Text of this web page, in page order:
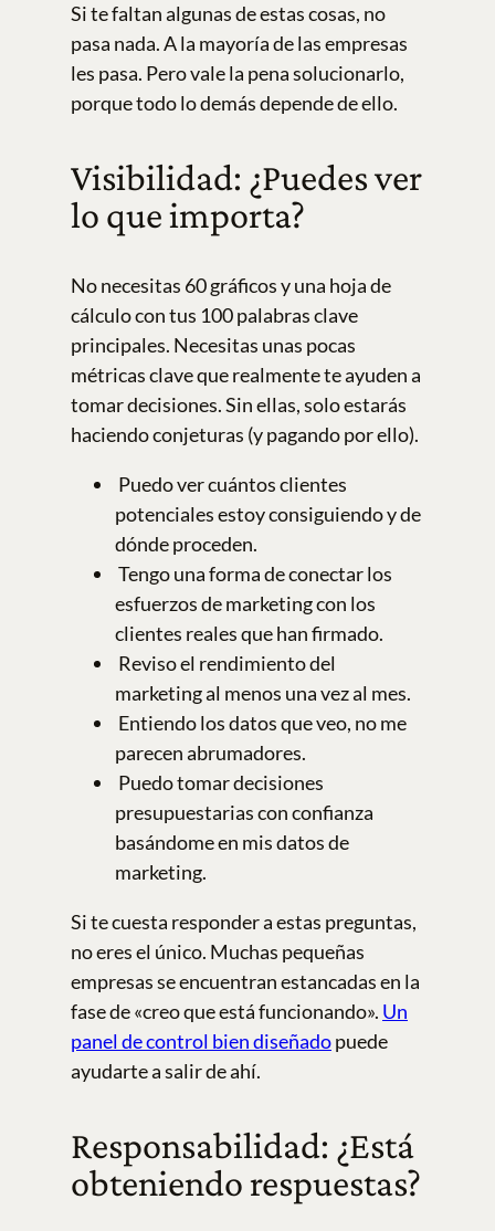
Si te faltan algunas de estas cosas, no
pasa nada. A la mayoría de las empresas
les pasa. Pero vale la pena solucionarlo,
porque todo lo demás depende de ello.
Visibilidad: ¿Puedes ver
lo que importa?
No necesitas 60 gráficos y una hoja de
cálculo con tus 100 palabras clave
principales. Necesitas unas pocas
métricas clave que realmente te ayuden a
tomar decisiones. Sin ellas, solo estarás
haciendo conjeturas (y pagando por ello).
Puedo ver cuántos clientes
potenciales estoy consiguiendo y de
dónde proceden.
Tengo una forma de conectar los
esfuerzos de marketing con los
clientes reales que han firmado.
Reviso el rendimiento del
marketing al menos una vez al mes.
Entiendo los datos que veo, no me
parecen abrumadores.
Puedo tomar decisiones
presupuestarias con confianza
basándome en mis datos de
marketing.
Si te cuesta responder a estas preguntas,
no eres el único. Muchas pequeñas
empresas se encuentran estancadas en la
fase de «creo que está funcionando». Un
panel de control bien diseñadopuede
ayudarte a salir de ahí.
Responsabilidad: ¿Está
obteniendo respuestas?